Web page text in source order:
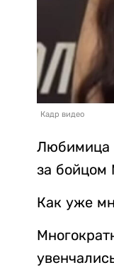
Кадр видео
Любимица
за бойцом
Как уже